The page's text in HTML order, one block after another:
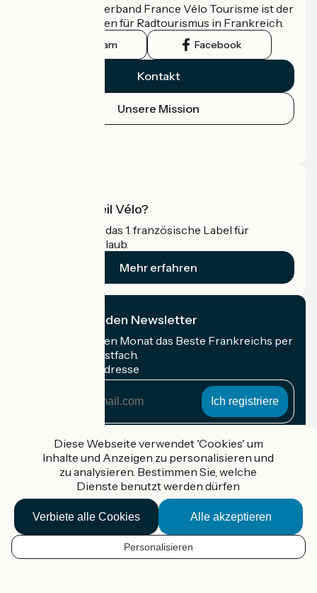
DE
Der nationale Verband France Vélo Tourisme ist der
offizielle Leitfaden für Radtourismus in Frankreich.
Instagram Facebook
Kontakt
Unsere Mission
Was ist Accueil Vélo?
Accueil Vélo ist das 1. französische Label für
Radfahrer im Urlaub.
Mehr erfahren
Ich abonniere den Newsletter
Erhalten Sie jeden Monat das Beste Frankreichs per
Rad in Ihrem Postfach.
Meine E-Mail-Adresse
Adresse
Gefördert im Rahmen von Destination France
Accueil Vélo Pro
Kontakt
Rechtliche Informationen
Diese Webseite verwendet 'Cookies' um
Inhalte und Anzeigen zu personalisieren und
zu analysieren. Bestimmen Sie, welche
Dienste benutzt werden dürfen
Alle akzeptieren
Verbiete alle Cookies
Personalisieren